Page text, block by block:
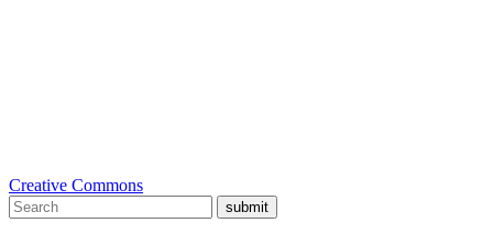
Creative Commons
submit